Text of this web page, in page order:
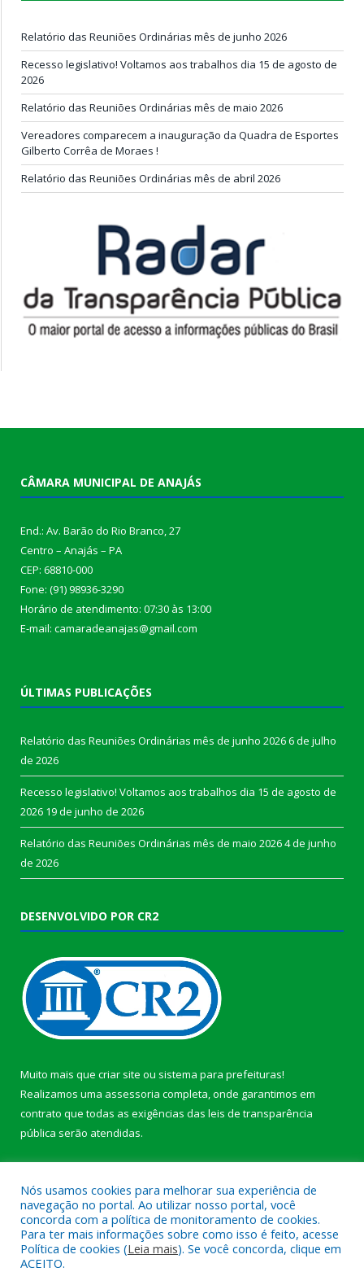
Relatório das Reuniões Ordinárias mês de junho 2026
Recesso legislativo! Voltamos aos trabalhos dia 15 de agosto de
2026
Relatório das Reuniões Ordinárias mês de maio 2026
Vereadores comparecem a inauguração da Quadra de Esportes
Gilberto Corrêa de Moraes !
Relatório das Reuniões Ordinárias mês de abril 2026
CÂMARA MUNICIPAL DE ANAJÁS
End.: Av. Barão do Rio Branco, 27
Centro – Anajás – PA
CEP: 68810-000
Fone: (91) 98936-3290
Horário de atendimento: 07:30 às 13:00
E-mail: camaradeanajas@gmail.com
ÚLTIMAS PUBLICAÇÕES
Relatório das Reuniões Ordinárias mês de junho 20266 de julho
de 2026
Recesso legislativo! Voltamos aos trabalhos dia 15 de agosto de
2026 19 de junho de 2026
Relatório das Reuniões Ordinárias mês de maio 20264 de junho
de 2026
DESENVOLVIDO POR CR2
Muito mais que criar site ou sistema para prefeituras!
Realizamos uma assessoria completa, onde garantimos em
contrato que todas as exigências das leis de transparência
pública serão atendidas.
Todos os direitos reservados a Câmara Municipal de Anajás.
Nós usamos cookies para melhorar sua experiência de
navegação no portal. Ao utilizar nosso portal, você
concorda com a política de monitoramento de cookies.
Para ter mais informações sobre como isso é feito, acesse
Política de cookies (Leia mais). Se você concorda, clique em
ACEITO.